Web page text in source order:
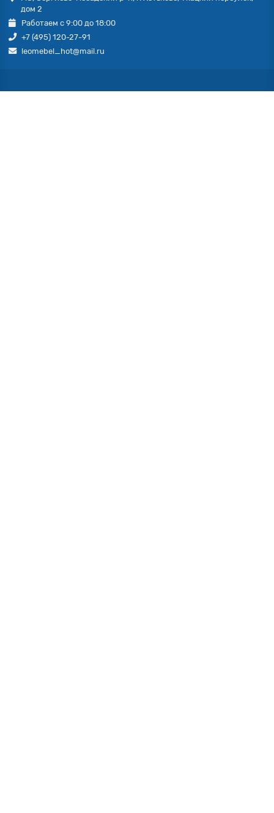
дом 2
Работаем с 9:00 до 18:00
+7 (495) 120-27-91
leomebel_hot@mail.ru